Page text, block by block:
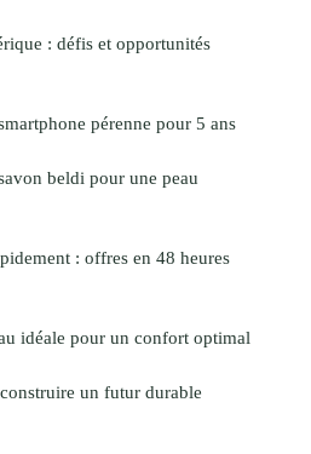
: défis et opportunités
pérenne pour 5 ans
beldi pour une peau
: offres en 48 heures
idéale pour un confort optimal
un futur durable